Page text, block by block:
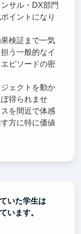
サル・DX部門
イントになり
検証まで一気
う一般的なイ
ピソードの密
ェクトを動か
得られませ
を間近で体感
方に特に価値
いた学生は
います。